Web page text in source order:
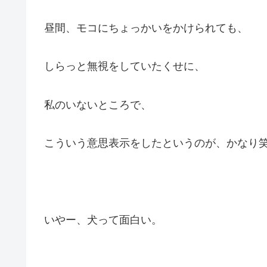
昼間、モコにちょっかいをかけられても、
しらっと無視をしていたくせに、
私のいないところで、
こういう意思表示をしたというのが、かなり
いやー、犬って面白い。